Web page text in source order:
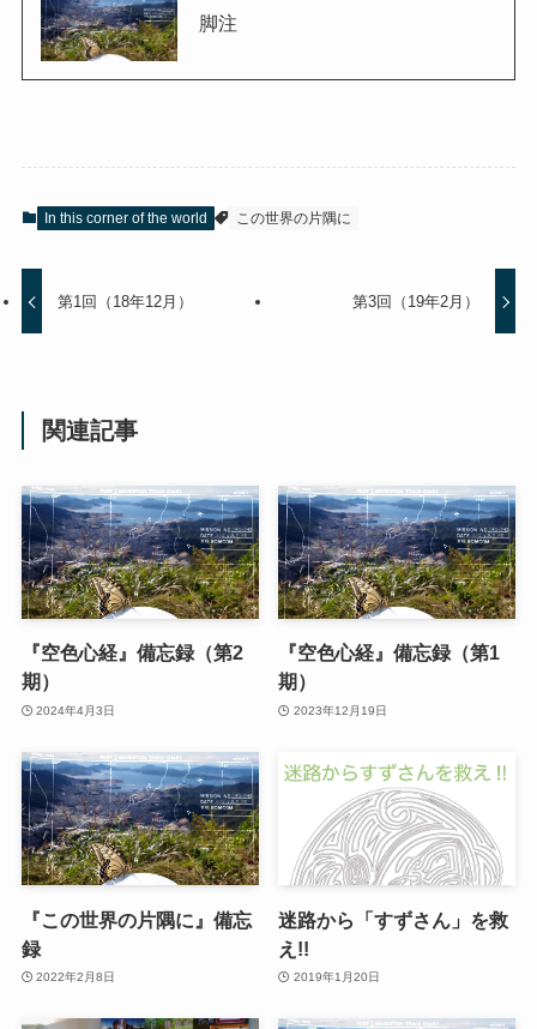
脚注
In this corner of the world この世界の片隅に
第1回（18年12月） 第3回（19年2月）
関連記事
『空色心経』備忘録（第2
期）
2024年4月3日
『空色心経』備忘録（第1
期）
2023年12月19日
『この世界の片隅に』備忘
録
2022年2月8日
迷路から「すずさん」を救
え!!
2019年1月20日